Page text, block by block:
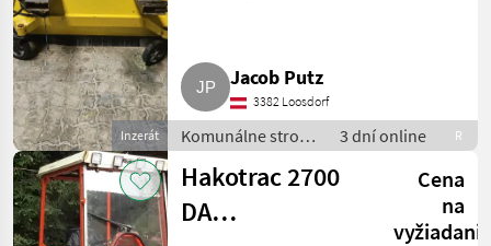
Inzerát
Jacob Putz
3382 Loosdorf
Komunálne stroje
/ Zametací stroj
3 dní online R
Hakotrac 2700
DA
Cena
na